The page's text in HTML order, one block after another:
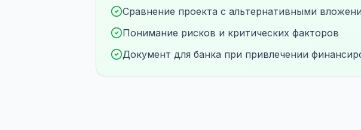
Сравнение проекта с альтернативными
Понимание рисков и критических факторов
Документ для банка при привлечении